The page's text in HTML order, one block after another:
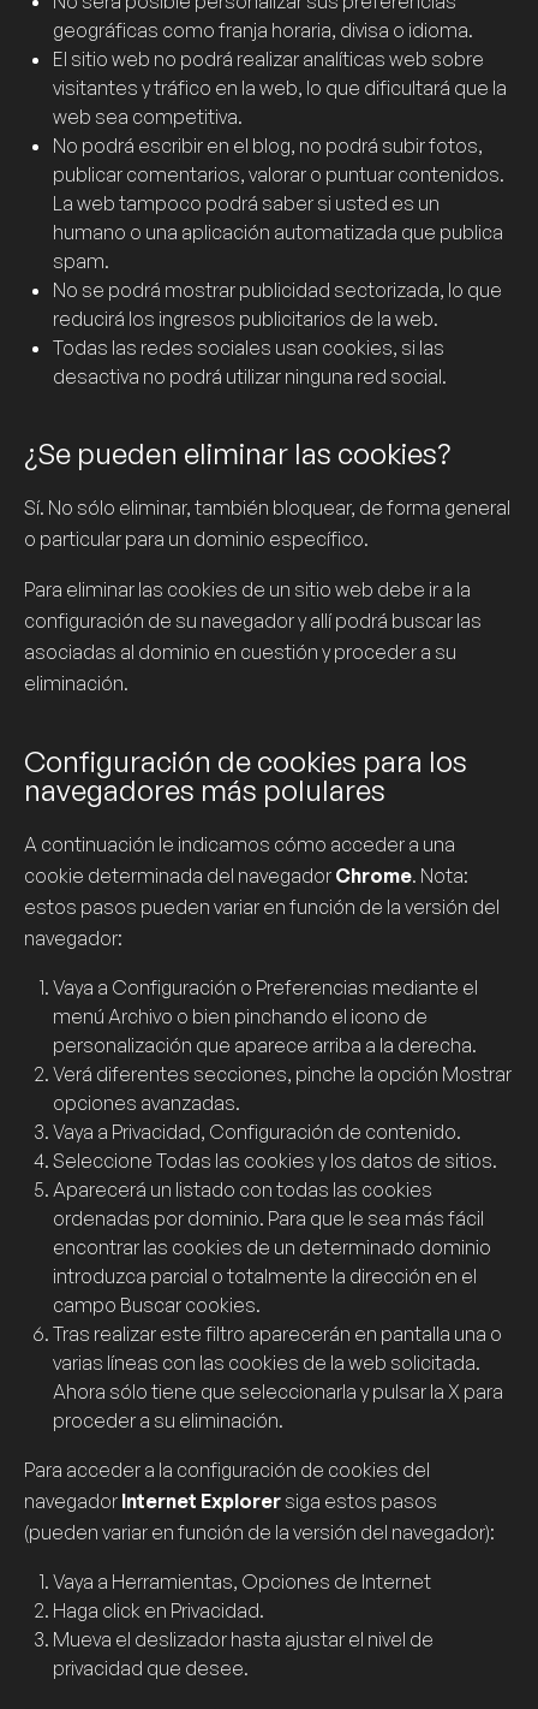
geográficas como franja horaria, divisa o idioma.
El sitio web no podrá realizar analíticas web sobre
visitantes y tráfico en la web, lo que dificultará que la
web sea competitiva.
No podrá escribir en el blog, no podrá subir fotos,
publicar comentarios, valorar o puntuar contenidos.
La web tampoco podrá saber si usted es un
humano o una aplicación automatizada que publica
spam.
No se podrá mostrar publicidad sectorizada, lo que
reducirá los ingresos publicitarios de la web.
Todas las redes sociales usan cookies, si las
desactiva no podrá utilizar ninguna red social.
¿Se pueden eliminar las cookies?
Sí. No sólo eliminar, también bloquear, de forma general
o particular para un dominio específico.
Para eliminar las cookies de un sitio web debe ir a la
configuración de su navegador y allí podrá buscar las
asociadas al dominio en cuestión y proceder a su
eliminación.
Configuración de cookies para los
navegadores más polulares
A continuación le indicamos cómo acceder a una
cookie determinada del navegador Chrome. Nota:
estos pasos pueden variar en función de la versión del
navegador:
Vaya a Configuración o Preferencias mediante el
menú Archivo o bien pinchando el icono de
personalización que aparece arriba a la derecha.
Verá diferentes secciones, pinche la opción Mostrar
opciones avanzadas.
Vaya a Privacidad, Configuración de contenido.
Seleccione Todas las cookies y los datos de sitios.
Aparecerá un listado con todas las cookies
ordenadas por dominio. Para que le sea más fácil
encontrar las cookies de un determinado dominio
introduzca parcial o totalmente la dirección en el
campo Buscar cookies.
Tras realizar este filtro aparecerán en pantalla una o
varias líneas con las cookies de la web solicitada.
Ahora sólo tiene que seleccionarla y pulsar la X para
proceder a su eliminación.
Para acceder a la configuración de cookies del
navegador Internet Explorer siga estos pasos
(pueden variar en función de la versión del navegador):
Vaya a Herramientas, Opciones de Internet
Haga click en Privacidad.
Mueva el deslizador hasta ajustar el nivel de
privacidad que desee.